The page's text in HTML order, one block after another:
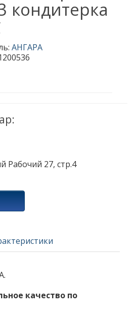
кондитерка
АНГАРА
Рабочий 27, стр.4
качество по